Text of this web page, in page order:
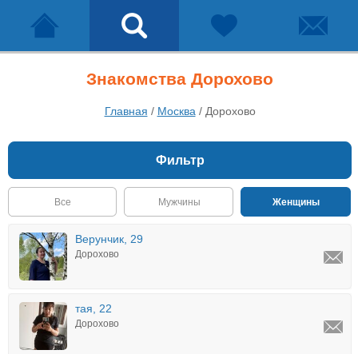
Знакомства Дорохово
Главная / Москва / Дорохово
Фильтр
Все Мужчины Женщины
Верунчик, 29
Дорохово
тая, 22
Дорохово